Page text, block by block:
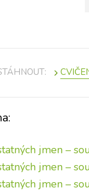
jmen –
jmen –
jmen –